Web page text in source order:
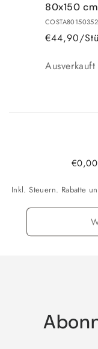
80x150 cm
€44,90/
Anzahl
Ausverkauft
€0,00
Inkl. Steuern. Rabatte